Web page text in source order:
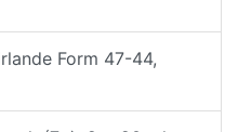
Form 47-44,